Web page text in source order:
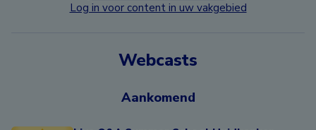
Log in voor content in uw vakgebied
Webcasts
Aankomend